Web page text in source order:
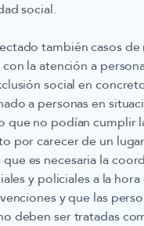
social.
también casos de
la atención a
social en
a personas en
que no podían cumplir
por carecer de un
es necesaria la
y policiales a la
y que las
deben ser tratadas